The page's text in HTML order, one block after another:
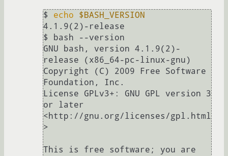
$ echo
$BASH_VERSION
4.1.9(2)-release
$ bash --version
GNU bash, version 4.1.9(2)-
release (x86_64-pc-linux-gnu)
Copyright (C) 2009 Free Software
Foundation, Inc.
License GPLv3+: GNU GPL version 3
or later
<http://gnu.org/licenses/gpl.html
>
This is free software; you are